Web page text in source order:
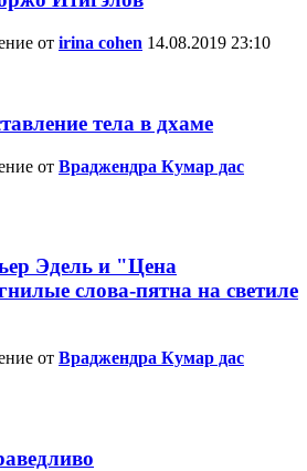
от irina cohen 14.08.2019 23:10
тела в дхаме
от Враджендра Кумар дас
Эдель и "Цена
слова-пятна на светиле
от Враджендра Кумар дас